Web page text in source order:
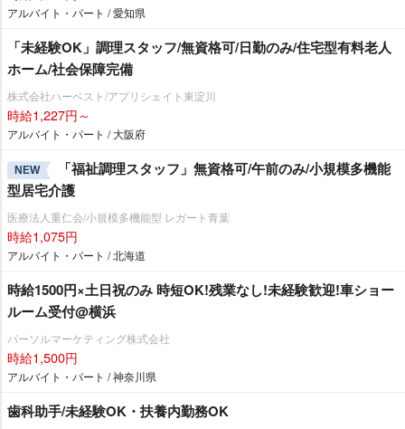
アルバイト・パート / 愛知県
「未経験OK」調理スタッフ/無資格可/日勤のみ/住宅型有料老人
ホーム/社会保障完備
株式会社ハーベスト/アプリシェイト東淀川
時給1,227円～
アルバイト・パート / 大阪府
NEW
「福祉調理スタッフ」無資格可/午前のみ/小規模多機能
型居宅介護
医療法人重仁会/小規模多機能型 レガート青葉
時給1,075円
アルバイト・パート / 北海道
時給1500円×土日祝のみ 時短OK!残業なし!未経験歓迎!車ショー
ルーム受付@横浜
パーソルマーケティング株式会社
時給1,500円
アルバイト・パート / 神奈川県
歯科助手/未経験OK・扶養内勤務OK